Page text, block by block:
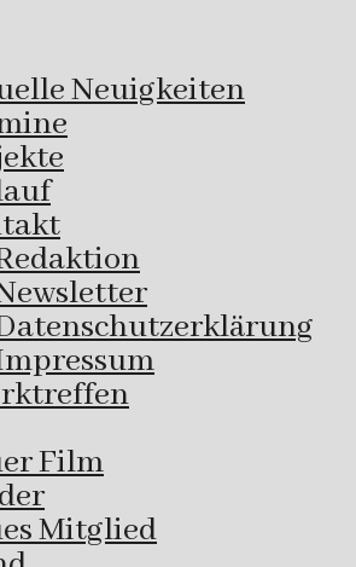
Neuigkeiten
Film
Mitglied